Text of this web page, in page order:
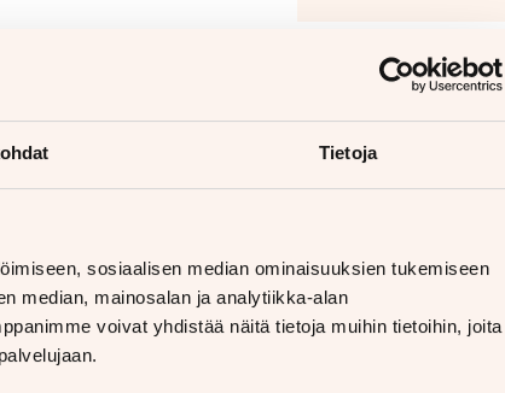
Tietoja
sosiaalisen median ominaisuuksien tukemiseen
median, mainosalan ja analytiikka-alan
voivat yhdistää näitä tietoja muihin tietoihin, joita
Tähän
tarjota
Miten